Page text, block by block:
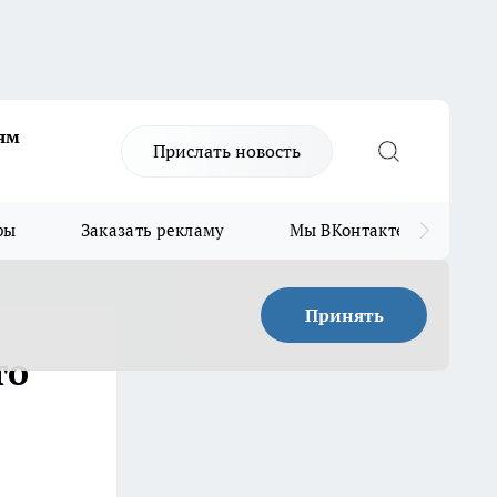
Прислать новость
Заказать рекламу Мы ВКонтакте
Принять